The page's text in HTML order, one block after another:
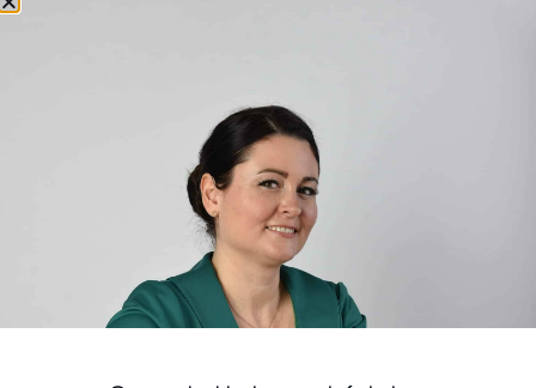
Küldetésem a gyógynövények hatékony
alkalmazásának oktatása, a gyermekek, a nők és a
férfiak egészségének megőrzése és helyreállítása.
HÍRLEVÉL